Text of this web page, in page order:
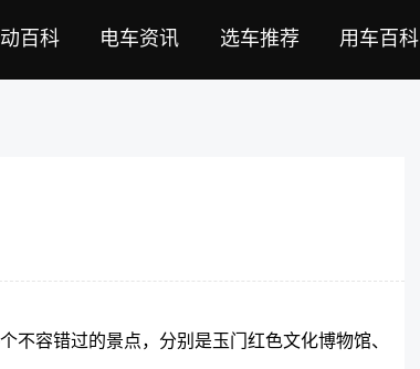
百科 电车资讯 选车推荐 用车百科
不容错过的景点，分别是玉门红色文化博物馆、